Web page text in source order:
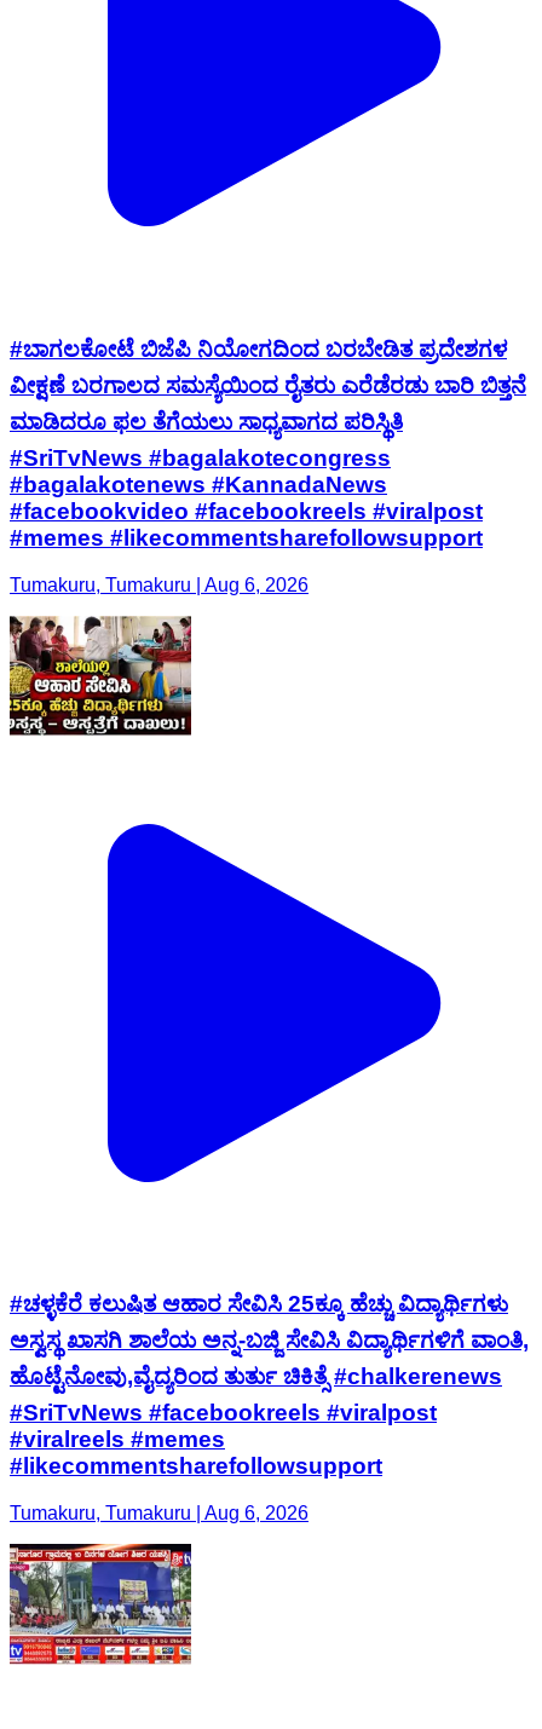
#ಬಾಗಲಕೋಟೆ ಬಿಜೆಪಿ ನಿಯೋಗದಿಂದ ಬರಬೇಡಿತ ಪ್ರದೇಶಗಳ
ವೀಕ್ಷಣೆ ಬರಗಾಲದ ಸಮಸ್ಯೆಯಿಂದ ರೈತರು ಎರೆಡೆರಡು ಬಾರಿ ಬಿತ್ತನೆ
ಮಾಡಿದರೂ ಫಲ ತೆಗೆಯಲು ಸಾಧ್ಯವಾಗದ ಪರಿಸ್ಥಿತಿ
#SriTvNews #bagalakotecongress
#bagalakotenews #KannadaNews
#facebookvideo #facebookreels #viralpost
#memes #likecommentsharefollowsupport
Tumakuru, Tumakuru | Aug 6, 2026
#ಚಳ್ಳಕೆರೆ ಕಲುಷಿತ ಆಹಾರ ಸೇವಿಸಿ 25ಕ್ಕೂ ಹೆಚ್ಚು ವಿದ್ಯಾರ್ಥಿಗಳು
ಅಸ್ವಸ್ಥ ಖಾಸಗಿ ಶಾಲೆಯ ಅನ್ನ-ಬಜ್ಜಿ ಸೇವಿಸಿ ವಿದ್ಯಾರ್ಥಿಗಳಿಗೆ ವಾಂತಿ,
ಹೊಟ್ಟೆನೋವು,ವೈದ್ಯರಿಂದ ತುರ್ತು ಚಿಕಿತ್ಸೆ #chalkerenews
#SriTvNews #facebookreels #viralpost
#viralreels #memes
#likecommentsharefollowsupport
Tumakuru, Tumakuru | Aug 6, 2026